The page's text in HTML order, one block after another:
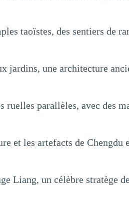
taoïstes, des sentiers de
jardins, une architecture
parallèles, avec des
et les artefacts de Chengdu
Liang, un célèbre stratège